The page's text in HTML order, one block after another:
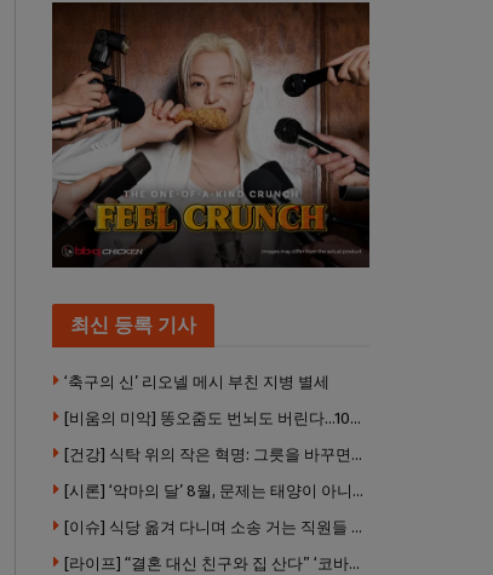
최신 등록 기사
‘축구의 신’ 리오넬 메시 부친 지병 별세
[비움의 미악] 똥오줌도 번뇌도 버린다…100년 해우소의 철학
[건강] 식탁 위의 작은 혁명: 그릇을 바꾸면 몸이 바뀐다
[시론] ‘악마의 달’ 8월, 문제는 태양이 아니었다
[이슈] 식당 옮겨 다니며 소송 거는 직원들 .. “채용 전 반드시 확인해야”
[라이프] “결혼 대신 친구와 집 산다” ‘코바잉’ 뜬다 … 내 집 마련 공식 바뀌었다